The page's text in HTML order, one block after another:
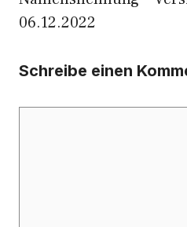
06.12.2022
Schreibe einen